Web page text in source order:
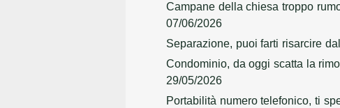
Campane della chiesa troppo
07/06/2026
Separazione, puoi farti risarcire
Condominio, da oggi scatta la
29/05/2026
Portabilità numero telefonico, ti